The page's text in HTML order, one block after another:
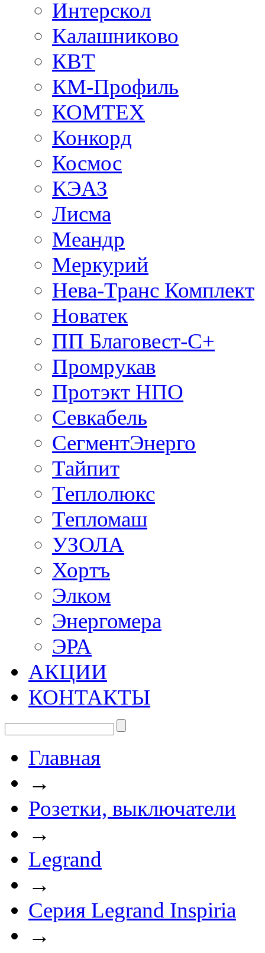
Интерскол
Калашниково
КВТ
КМ-Профиль
КОМТЕХ
Конкорд
Космос
КЭАЗ
Лисма
Меандр
Меркурий
Нева-Транс Комплект
Новатек
ПП Благовест-С+
Промрукав
Протэкт НПО
Севкабель
СегментЭнерго
Тайпит
Теплолюкс
Тепломаш
УЗОЛА
Хортъ
Элком
Энергомера
ЭРА
АКЦИИ
КОНТАКТЫ
Главная
→
Розетки, выключатели
→
Legrand
→
Серия Legrand Inspiria
→